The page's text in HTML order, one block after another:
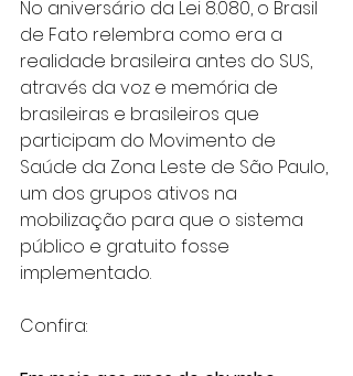
No aniversário da Lei 8.080, o Brasil
de Fato relembra como era a
realidade brasileira antes do SUS,
através da voz e memória de
brasileiras e brasileiros que
participam do Movimento de
Saúde da Zona Leste de São Paulo,
um dos grupos ativos na
mobilização para que o sistema
público e gratuito fosse
implementado.
Confira: